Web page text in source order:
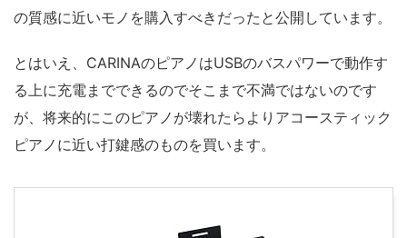
の質感に近いモノを購入すべきだったと公開しています。
とはいえ、CARINAのピアノはUSBのバスパワーで動作す
る上に充電までできるのでそこまで不満ではないのです
が、将来的にこのピアノが壊れたらよりアコースティック
ピアノに近い打鍵感のものを買います。